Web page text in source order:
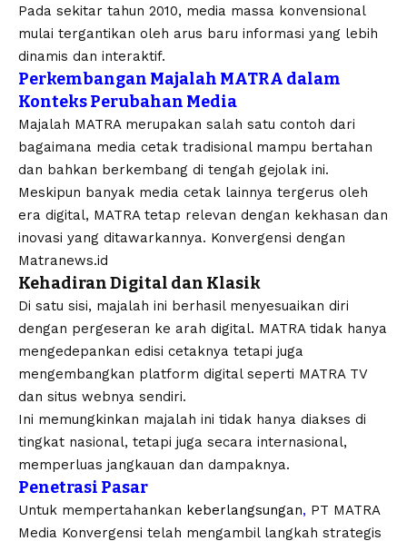
Pada sekitar tahun 2010, media massa konvensional
mulai tergantikan oleh arus baru informasi yang lebih
dinamis dan interaktif.
Perkembangan Majalah MATRA dalam
Konteks Perubahan Media
Majalah MATRA merupakan salah satu contoh dari
bagaimana media cetak tradisional mampu bertahan
dan bahkan berkembang di tengah gejolak ini.
Meskipun banyak media cetak lainnya tergerus oleh
era digital, MATRA tetap relevan dengan kekhasan dan
inovasi yang ditawarkannya. Konvergensi dengan
Matranews.id
Kehadiran Digital dan Klasik
Di satu sisi, majalah ini berhasil menyesuaikan diri
dengan pergeseran ke arah digital. MATRA tidak hanya
mengedepankan edisi cetaknya tetapi juga
mengembangkan platform digital seperti MATRA TV
dan situs webnya sendiri.
Ini memungkinkan majalah ini tidak hanya diakses di
tingkat nasional, tetapi juga secara internasional,
memperluas jangkauan dan dampaknya.
Penetrasi Pasar
Untuk mempertahankan keberlangsungan, PT MATRA
Media Konvergensi telah mengambil langkah strategis